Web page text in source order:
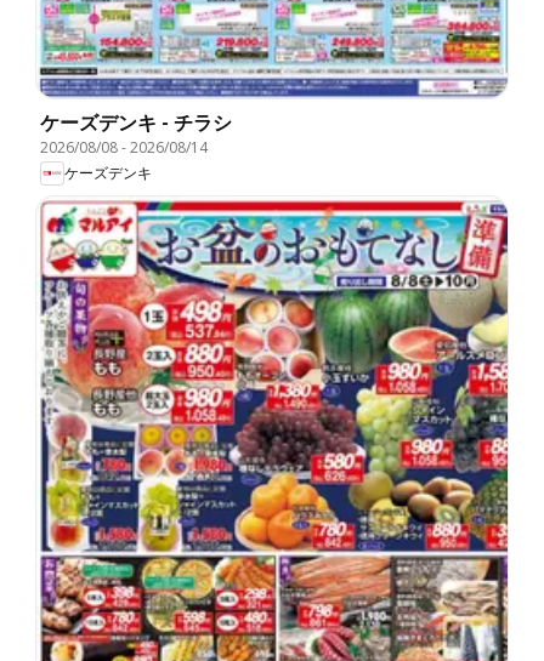
ケーズデンキ - チラシ
2026/08/08-2026/08/14
ケーズデンキ